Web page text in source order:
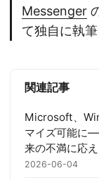
Messenger
て独自に執筆
関連記事
Microsoft、
マイズ可能に
来の不満に応
2026-06-04